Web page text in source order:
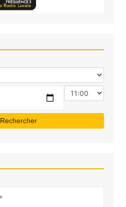
Rechercher